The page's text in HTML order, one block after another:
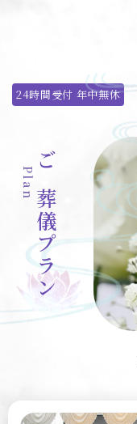
24時間受付 年中無休
ご葬儀プラン
Plan